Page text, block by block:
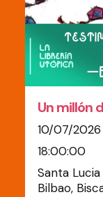
Un millón
10/07/2026
18:00:00
Santa Lucia
Bilbao,